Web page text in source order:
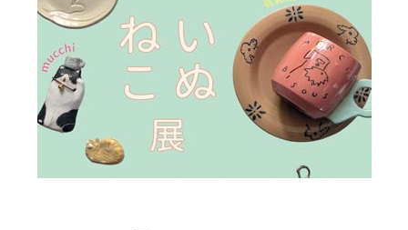
アクセス＆営業時間
館内有料トイレのご案内
バス(マイクロ含む)の駐車